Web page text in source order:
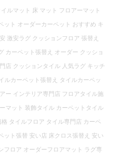
ルマット 床 マット フロアーマット
ット オーダーカーペット おすすめ キ
激安ラグ クッションフロア 張替え
カーペット張替え オーダー クッショ
店 クッションタイル 人気ラグ キッチ
ルカーペット張替え タイルカーペッ
ー インテリア専門店 フロアタイル施
マット 装飾タイル カーペットタイル
タイルフロア タイル専門店 カーペ
ット張替 安い店 床クロス張替え 安い
フロア オーダーフロアマット ラグ専